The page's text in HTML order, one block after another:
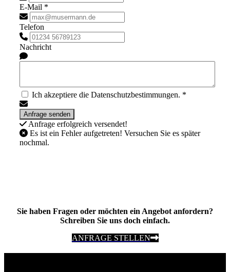
E-Mail *
Telefon
Nachricht
Ich akzeptiere die Datenschutzbestimmungen. *
Anfrage erfolgreich versendet!
Es ist ein Fehler aufgetreten! Versuchen Sie es später
nochmal.
Sie haben Fragen oder möchten ein Angebot anfordern?
Schreiben Sie uns doch einfach.
ANFRAGE STELLEN